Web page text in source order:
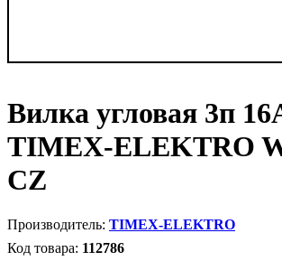
Вилка угловая 3п
TIMEX-ELEKTRO
CZ
TIMEX-ELEKTRO
112786